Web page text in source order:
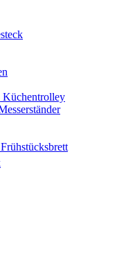
Küchentrolley